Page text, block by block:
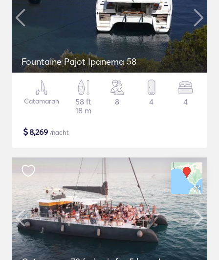
Fountaine Pajot Ipanema 58
Catamaran
58 ft
18 m
8 4 4
$8,269 /nacht